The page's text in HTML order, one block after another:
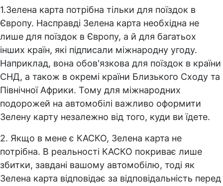
1.Зелена карта потрібна тільки для поїздок в
Європу. Насправді Зелена карта необхідна не
лише для поїздок в Європу, а й для багатьох
інших країн, які підписали міжнародну угоду.
Наприклад, вона обов'язкова для поїздок в країни
СНД, а також в окремі країни Близького Сходу та
Північної Африки. Тому для міжнародних
подорожей на автомобілі важливо оформити
Зелену карту незалежно від того, куди ви їдете.
2. Якщо в мене є КАСКО, Зелена карта не
потрібна. В реальності КАСКО покриває лише
збитки, завдані вашому автомобілю, тоді як
Зелена карта відповідає за відповідальність перед